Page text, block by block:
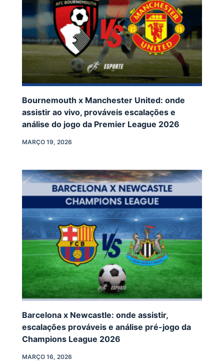
Bournemouth x Manchester United: onde
assistir ao vivo, prováveis escalações e
análise do jogo da Premier League 2026
MARÇO 19, 2026
Barcelona x Newcastle: onde assistir,
escalações prováveis e análise pré-jogo da
Champions League 2026
MARÇO 16, 2026